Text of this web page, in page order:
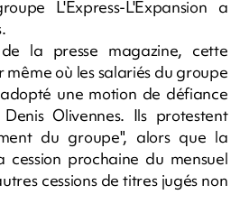
L'Express-L'Expansion a
la presse magazine, cette
où les salariés du groupe
une motion de défiance
Olivennes. Ils protestent
du groupe", alors que la
prochaine du mensuel
cessions de titres jugés non